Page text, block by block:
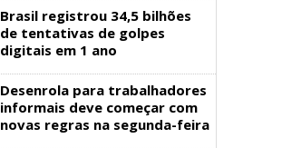
Brasil registrou 34,5 bilhões
de tentativas de golpes
digitais em 1 ano
Desenrola para trabalhadores
informais deve começar com
novas regras na segunda-feira